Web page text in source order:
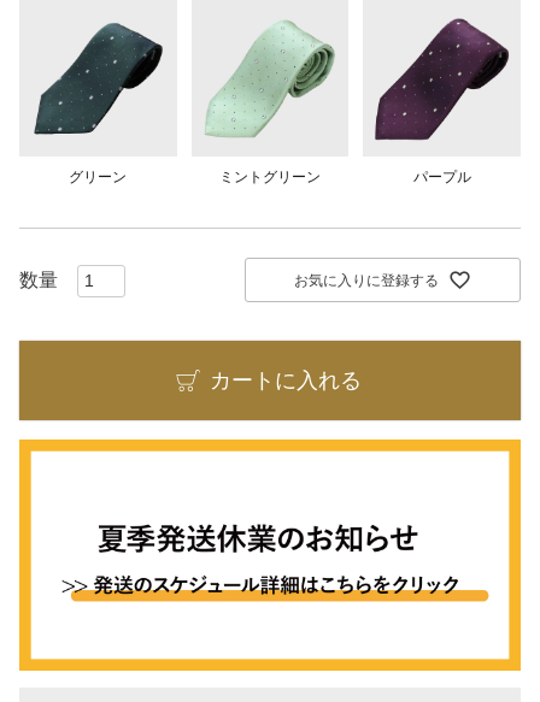
グリーン ミントグリーン パープル
お気に入りに登録する
カートに入れる